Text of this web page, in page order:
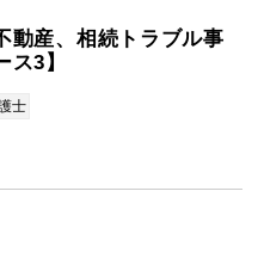
動産、相続トラブル事
3】
士